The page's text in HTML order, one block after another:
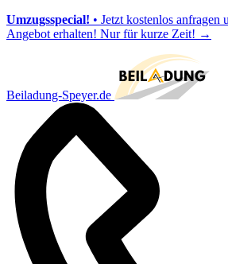
Umzugsspecial! • Jetzt kostenlos
Angebot erhalten! Nur für kurze Zeit! →
Beiladung-Speyer.de